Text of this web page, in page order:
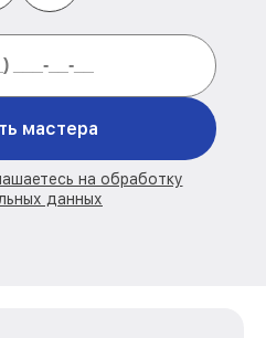
мастера
на обработку
данных